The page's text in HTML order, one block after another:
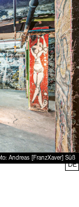
Andreas [FranzXaver] Süß
DE